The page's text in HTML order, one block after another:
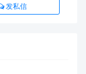
发私信